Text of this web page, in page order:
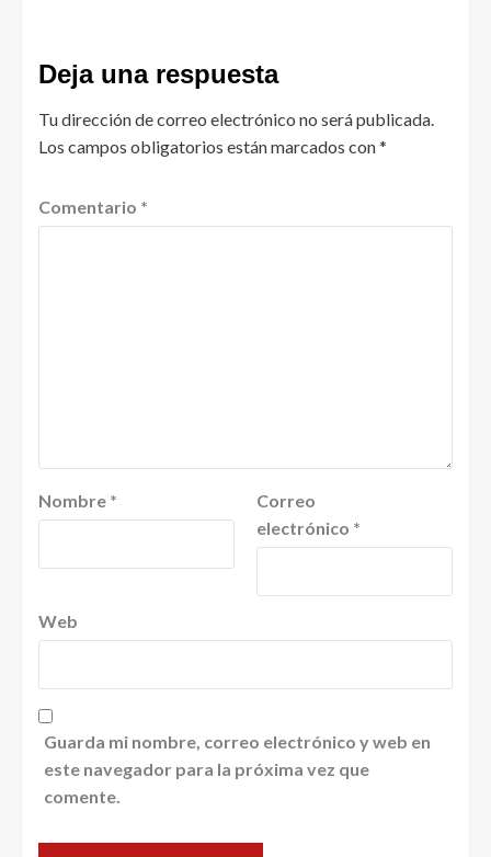
Deja una respuesta
Tu dirección de correo electrónico no será publicada.
Los campos obligatorios están marcados con*
Comentario *
Nombre *
Correo
electrónico *
Web
Guarda mi nombre, correo electrónico y web en
este navegador para la próxima vez que
comente.